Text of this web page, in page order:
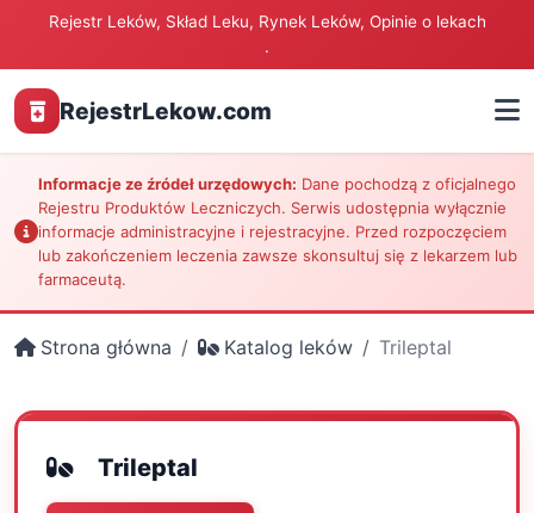
Rejestr Leków, Skład Leku, Rynek Leków, Opinie o lekach
.
RejestrLekow.com
Informacje ze źródeł urzędowych: Dane pochodzą z oficjalnego
Rejestru Produktów Leczniczych. Serwis udostępnia wyłącznie
informacje administracyjne i rejestracyjne. Przed rozpoczęciem
lub zakończeniem leczenia zawsze skonsultuj się z lekarzem lub
farmaceutą.
Strona główna Katalog leków Trileptal
Trileptal